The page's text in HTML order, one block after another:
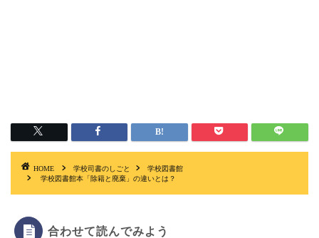
HOME 学校司書のしごと
学校図書館
学校図書館本「除籍と廃棄」の違いとは？
合わせて読んでみよう